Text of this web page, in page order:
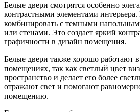
Белые двери смотрятся особенно
контрастными элементами
комбинировать с темными
или стенами. Это создает яркий
графичности в дизайн помещения.
Белые двери также хорошо работают
помещениях, так как светлый цвет
пространство и делает его более
отражают свет и помогают
помещению.